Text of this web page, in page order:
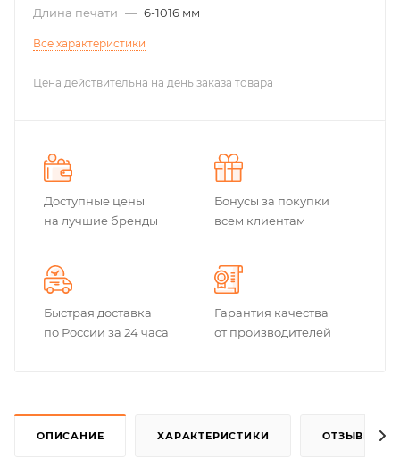
Длина печати — 6-1016 мм
Все характеристики
Цена действительна на день заказа товара
Доступные цены
на лучшие бренды
Бонусы за покупки
всем клиентам
Быстрая доставка
по России за 24 часа
Гарантия качества
от производителей
ОПИСАНИЕ ХАРАКТЕРИСТИКИ ОТЗЫВЫ